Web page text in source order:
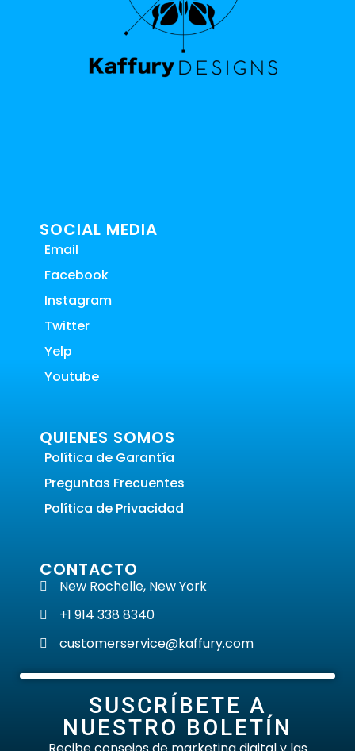
SOCIAL MEDIA
Email
Facebook
Instagram
Twitter
Yelp
Youtube
QUIENES SOMOS
Política de Garantía
Preguntas Frecuentes
Política de Privacidad
CONTACTO
New Rochelle, New York
+1 914 338 8340
customerservice@kaffury.com
SUSCRÍBETE A
NUESTRO BOLETÍN